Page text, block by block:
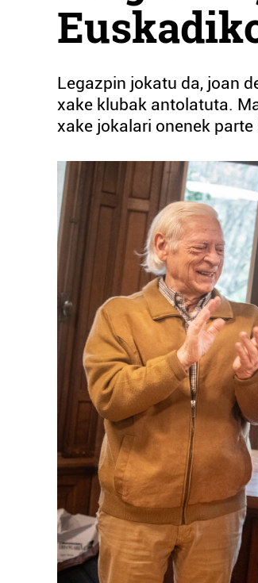
Legazpin jokatu da, joan
xake klubak antolatuta.
xake jokalari onenek parte